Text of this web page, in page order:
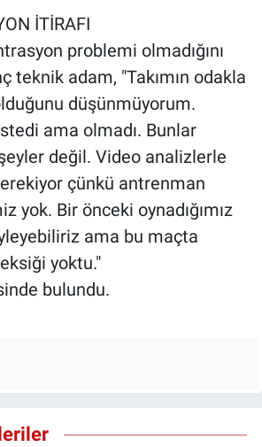
İTİRAFI
problemi olmadığını
teknik adam, "Takımın odakla
düşünmüyorum.
ama olmadı. Bunlar
değil. Video analizlerle
çünkü antrenman
yok. Bir önceki oynadığımız
ama bu maçta
yoktu."
bulundu.